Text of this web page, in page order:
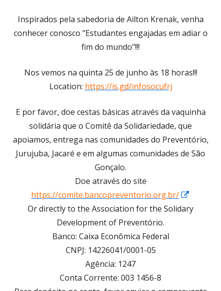
Inspirados pela sabedoria de Ailton Krenak, venha
conhecer conosco "Estudantes engajadas em adiar o
fim do mundo"!!!
Nos vemos na quinta 25 de junho às 18 horas!!!
Location: https://is.gd/infosocufrj
E por favor, doe cestas básicas através da vaquinha
solidária que o Comitê da Solidariedade, que
apoiamos, entrega nas comunidades do Preventório,
Jurujuba, Jacaré e em algumas comunidades de São
Gonçalo.
Doe através do site
https://comite.bancopreventorio.org.br/
in
Or directly to the Association for the Solidary
Development of Preventório.
Banco: Caixa Econômica Federal
CNPJ: 14226041/0001-05
Agência: 1247
Conta Corrente: 003 1456-8